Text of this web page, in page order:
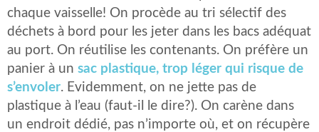
chaque vaisselle! On procède au tri sélectif des
déchets à bord pour les jeter dans les bacs adéquat
au port. On réutilise les contenants. On préfère un
panier à un sac plastique, trop léger qui risque de
s’envoler. Evidemment, on ne jette pas de
plastique à l’eau (faut-il le dire?). On carène dans
un endroit dédié, pas n’importe où, et on récupère